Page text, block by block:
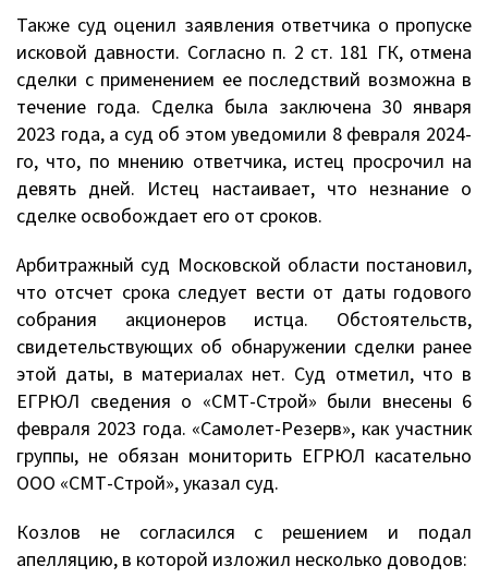
Также суд оценил заявления ответчика о пропуске
исковой давности. Согласно п. 2 ст. 181 ГК, отмена
сделки с применением ее последствий возможна в
течение года. Сделка была заключена 30 января
2023 года, а суд об этом уведомили 8 февраля 2024-
го, что, по мнению ответчика, истец просрочил на
девять дней. Истец настаивает, что незнание о
сделке освобождает его от сроков.
Арбитражный суд Московской области постановил,
что отсчет срока следует вести от даты годового
собрания акционеров истца. Обстоятельств,
свидетельствующих об обнаружении сделки ранее
этой даты, в материалах нет. Суд отметил, что в
ЕГРЮЛ сведения о «СМТ-Строй» были внесены 6
февраля 2023 года. «Самолет-Резерв», как участник
группы, не обязан мониторить ЕГРЮЛ касательно
ООО «СМТ-Строй», указал суд.
Козлов не согласился с решением и подал
апелляцию, в которой изложил несколько доводов: